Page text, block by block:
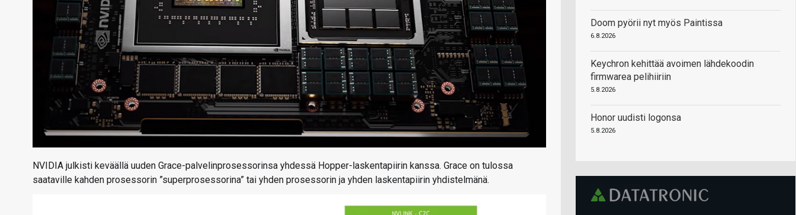
NVIDIA julkisti keväällä uuden Grace-palvelinprosessorinsa yhdessä Hopper-laskentapiirin kanssa. Grace on tulossa
saataville kahden prosessorin ”superprosessorina” tai yhden prosessorin ja yhden laskentapiirin yhdistelmänä.
Doom pyörii nyt myös Paintissa
6.8.2026
Keychron kehittää avoimen lähdekoodin
firmwarea pelihiiriin
5.8.2026
Honor uudisti logonsa
5.8.2026